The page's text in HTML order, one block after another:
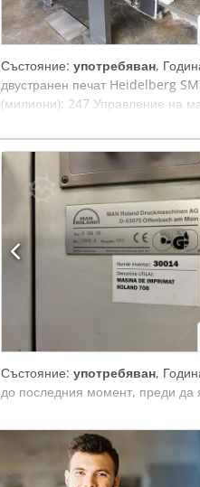
Състояние: употребяван,
двустранен печат Heidelberg
(милиони): 247 Управление на
подаващо устройство
двойните листове - Стоманена
- Машина с възможност за
Автоматична система за
гуменото платно -
охлаждане и циркулация на
изходящо устройство за
Състояние: употребяван,
до последния момент, преди да